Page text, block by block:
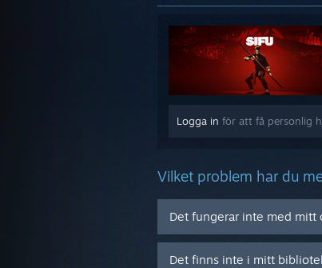
Logga in för att få personlig
Vilket problem har du
Det fungerar inte med mitt
Det finns inte i mitt